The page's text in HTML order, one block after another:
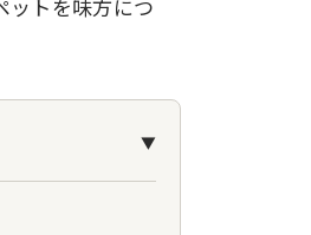
ットを味方につ
▼